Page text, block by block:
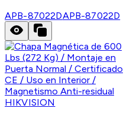
APB-87022DAPB-87022D
HIKVISION